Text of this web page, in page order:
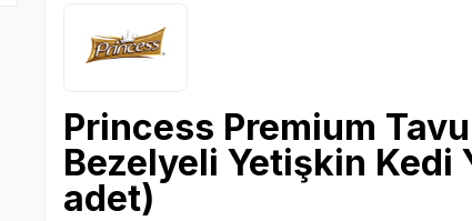
Princess Premium
Bezelyeli Yetişkin Kedi
adet)